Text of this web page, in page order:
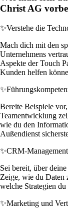
Christ AG
✨Verstehe die
Mach dich mit den
Unternehmens
Aspekte der Touch
Kunden helfen
✨
Bereite Beispiele
Teamentwicklung
wie du den
Außendienst
✨CRM-
Sei bereit, über
Zeige, wie du Daten
welche Strategien
✨Marketing und